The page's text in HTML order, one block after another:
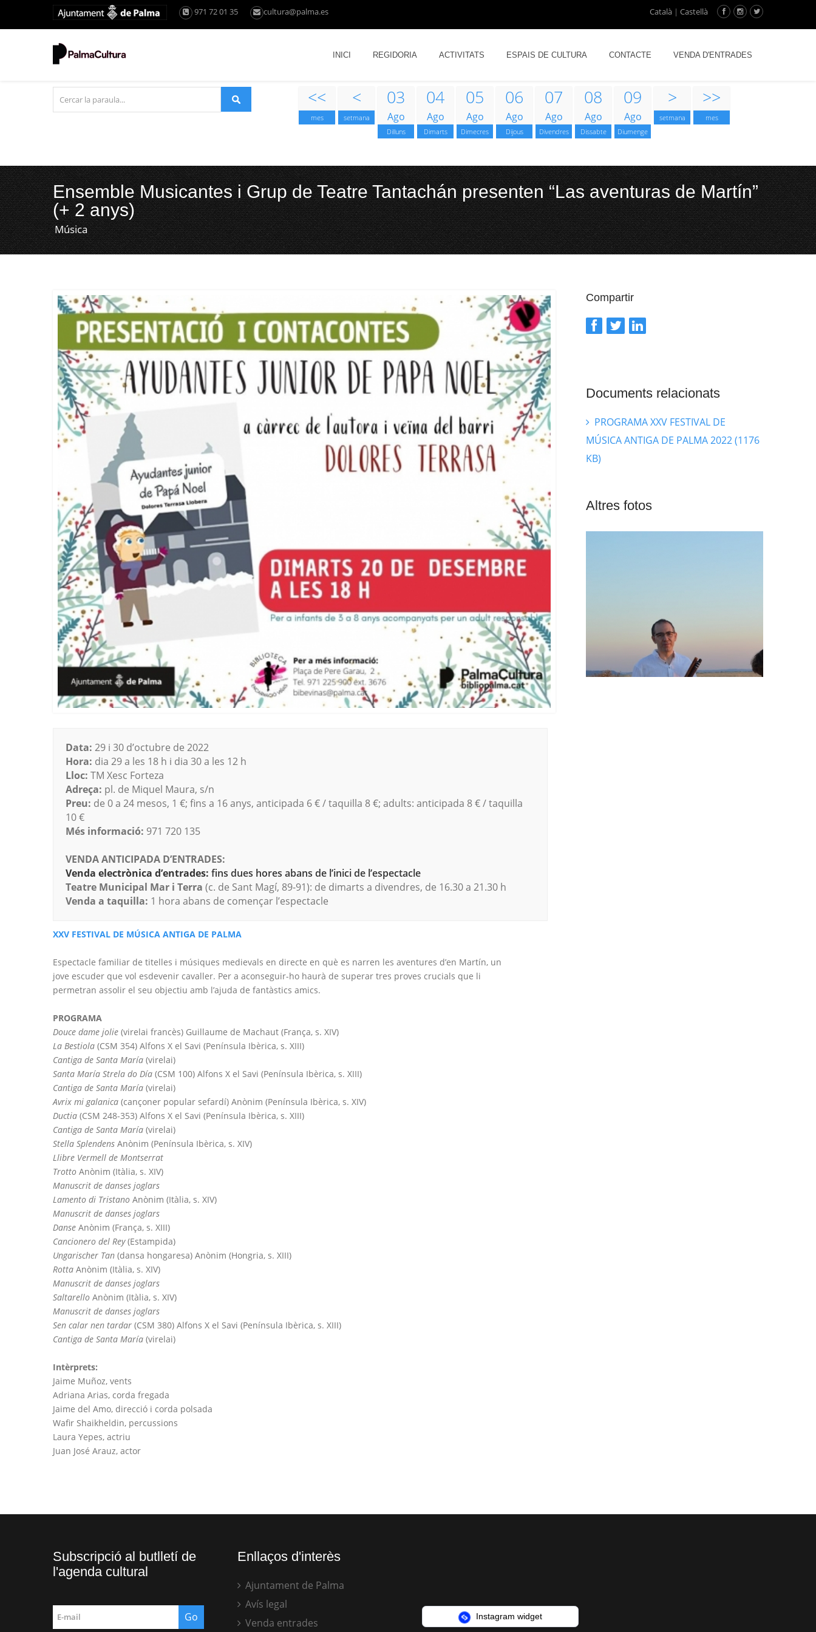
971 72 01 35 cultura@palma.es Català | Castellà
INICI REGIDORIA ACTIVITATS ESPAIS DE CULTURA CONTACTE VENDA D'ENTRADES
<<
mes
<
setmana
03
Ago
Dilluns
04
Ago
Dimarts
05
Ago
Dimecres
06
Ago
Dijous
07
Ago
Divendres
08
Ago
Dissabte
09
Ago
Diumenge
>
setmana
>>
mes
Ensemble Musicantes i Grup de Teatre Tantachán presenten “Las aventuras de Martín”
(+ 2 anys)
Música
Data: 29 i 30 d’octubre de 2022
Hora: dia 29 a les 18 h i dia 30 a les 12 h
Lloc: TM Xesc Forteza
Adreça: pl. de Miquel Maura, s/n
Preu: de 0 a 24 mesos, 1 €; fins a 16 anys, anticipada 6 € / taquilla 8 €; adults: anticipada 8 € / taquilla
10 €
Més informació: 971 720 135
VENDA ANTICIPADA D’ENTRADES:
Venda electrònica d’entrades: fins dues hores abans de l’inici de l’espectacle
Teatre Municipal Mar i Terra (c. de Sant Magí, 89-91): de dimarts a divendres, de 16.30 a 21.30 h
Venda a taquilla: 1 hora abans de començar l’espectacle
XXV FESTIVAL DE MÚSICA ANTIGA DE PALMA
Espectacle familiar de titelles i músiques medievals en directe en què es narren les aventures d’en Martín, un
jove escuder que vol esdevenir cavaller. Per a aconseguir-ho haurà de superar tres proves crucials que li
permetran assolir el seu objectiu amb l’ajuda de fantàstics amics.
PROGRAMA
Douce dame jolie (virelai francès) Guillaume de Machaut (França, s. XIV)
La Bestiola (CSM 354) Alfons X el Savi (Península Ibèrica, s. XIII)
Cantiga de Santa María (virelai)
Santa María Strela do Día (CSM 100) Alfons X el Savi (Península Ibèrica, s. XIII)
Cantiga de Santa María (virelai)
Avrix mi galanica (cançoner popular sefardí) Anònim (Península Ibèrica, s. XIV)
Ductia (CSM 248-353) Alfons X el Savi (Península Ibèrica, s. XIII)
Cantiga de Santa María (virelai)
Stella Splendens Anònim (Península Ibèrica, s. XIV)
Llibre Vermell de Montserrat
Trotto Anònim (Itàlia, s. XIV)
Manuscrit de danses joglars
Lamento di Tristano Anònim (Itàlia, s. XIV)
Manuscrit de danses joglars
Danse Anònim (França, s. XIII)
Cancionero del Rey(Estampida)
Ungarischer Tan (dansa hongaresa) Anònim (Hongria, s. XIII)
Rotta Anònim (Itàlia, s. XIV)
Manuscrit de danses joglars
Saltarello Anònim (Itàlia, s. XIV)
Manuscrit de danses joglars
Sen calar nen tardar (CSM 380) Alfons X el Savi (Península Ibèrica, s. XIII)
Cantiga de Santa María (virelai)
Intèrprets:
Jaime Muñoz, vents
Adriana Arias, corda fregada
Jaime del Amo, direcció i corda polsada
Wafir Shaikheldin, percussions
Laura Yepes, actriu
Juan José Arauz, actor
Compartir
Documents relacionats
PROGRAMA XXV FESTIVAL DE
MÚSICA ANTIGA DE PALMA 2022 (1176
KB)
Altres fotos
Subscripció al butlletí de
l'agenda cultural
Enllaços d'interès
Ajuntament de Palma
Avís legal
Venda entrades
Instagram widget